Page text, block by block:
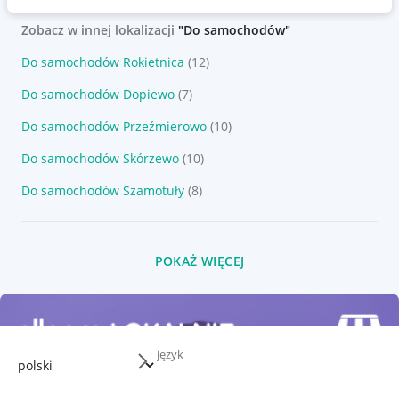
język
Zobacz w innej lokalizacji "Do samochodów"
Do samochodów Rokietnica (12)
Do samochodów Dopiewo (7)
Do samochodów Przeźmierowo (10)
Do samochodów Skórzewo (10)
Do samochodów Szamotuły (8)
POKAŻ WIĘCEJ